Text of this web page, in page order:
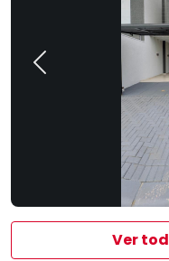
Previous
Ver